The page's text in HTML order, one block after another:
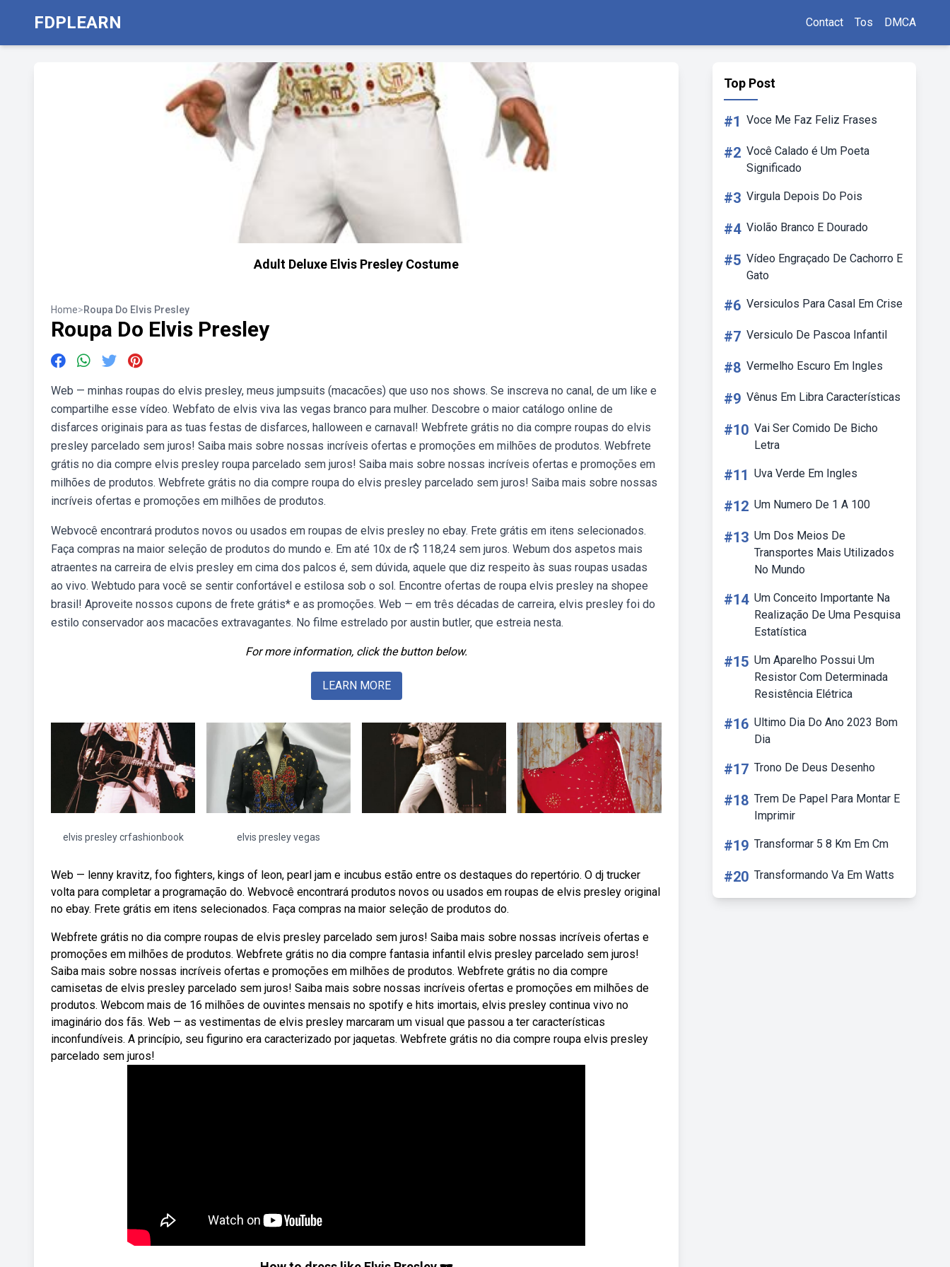
FDPLEARN Contact Tos DMCA
Adult Deluxe Elvis Presley Costume
Home>Roupa Do Elvis Presley
Roupa Do Elvis Presley
Web — minhas roupas do elvis presley, meus jumpsuits (macacões) que uso nos shows. Se inscreva no canal, de um like e
compartilhe esse vídeo. Webfato de elvis viva las vegas branco para mulher. Descobre o maior catálogo online de
disfarces originais para as tuas festas de disfarces, halloween e carnaval! Webfrete grátis no dia compre roupas do elvis
presley parcelado sem juros! Saiba mais sobre nossas incríveis ofertas e promoções em milhões de produtos. Webfrete
grátis no dia compre elvis presley roupa parcelado sem juros! Saiba mais sobre nossas incríveis ofertas e promoções em
milhões de produtos. Webfrete grátis no dia compre roupa do elvis presley parcelado sem juros! Saiba mais sobre nossas
incríveis ofertas e promoções em milhões de produtos.
Webvocê encontrará produtos novos ou usados em roupas de elvis presley no ebay. Frete grátis em itens selecionados.
Faça compras na maior seleção de produtos do mundo e. Em até 10x de r$ 118,24 sem juros. Webum dos aspetos mais
atraentes na carreira de elvis presley em cima dos palcos é, sem dúvida, aquele que diz respeito às suas roupas usadas
ao vivo. Webtudo para você se sentir confortável e estilosa sob o sol. Encontre ofertas de roupa elvis presley na shopee
brasil! Aproveite nossos cupons de frete grátis* e as promoções. Web — em três décadas de carreira, elvis presley foi do
estilo conservador aos macacões extravagantes. No filme estrelado por austin butler, que estreia nesta.
For more information, click the button below.
LEARN MORE
elvis presley crfashionbook elvis presley vegas
Web — lenny kravitz, foo fighters, kings of leon, pearl jam e incubus estão entre os destaques do repertório. O dj trucker
volta para completar a programação do. Webvocê encontrará produtos novos ou usados em roupas de elvis presley original
no ebay. Frete grátis em itens selecionados. Faça compras na maior seleção de produtos do.
Webfrete grátis no dia compre roupas de elvis presley parcelado sem juros! Saiba mais sobre nossas incríveis ofertas e
promoções em milhões de produtos. Webfrete grátis no dia compre fantasia infantil elvis presley parcelado sem juros!
Saiba mais sobre nossas incríveis ofertas e promoções em milhões de produtos. Webfrete grátis no dia compre
camisetas de elvis presley parcelado sem juros! Saiba mais sobre nossas incríveis ofertas e promoções em milhões de
produtos. Webcom mais de 16 milhões de ouvintes mensais no spotify e hits imortais, elvis presley continua vivo no
imaginário dos fãs. Web — as vestimentas de elvis presley marcaram um visual que passou a ter características
inconfundíveis. A princípio, seu figurino era caracterizado por jaquetas. Webfrete grátis no dia compre roupa elvis presley
parcelado sem juros!
Top Post
#1 Voce Me Faz Feliz Frases
#2 Você Calado é Um Poeta
Significado
#3 Virgula Depois Do Pois
#4 Violão Branco E Dourado
#5 Vídeo Engraçado De Cachorro E
Gato
#6 Versiculos Para Casal Em Crise
#7 Versiculo De Pascoa Infantil
#8 Vermelho Escuro Em Ingles
#9 Vênus Em Libra Características
#10 Vai Ser Comido De Bicho
Letra
#11 Uva Verde Em Ingles
#12 Um Numero De 1 A 100
#13 Um Dos Meios De
Transportes Mais Utilizados
No Mundo
#14 Um Conceito Importante Na
Realização De Uma Pesquisa
Estatística
#15 Um Aparelho Possui Um
Resistor Com Determinada
Resistência Elétrica
#16 Ultimo Dia Do Ano 2023 Bom
Dia
#17 Trono De Deus Desenho
#18 Trem De Papel Para Montar E
Imprimir
#19 Transformar 5 8 Km Em Cm
#20 Transformando Va Em Watts